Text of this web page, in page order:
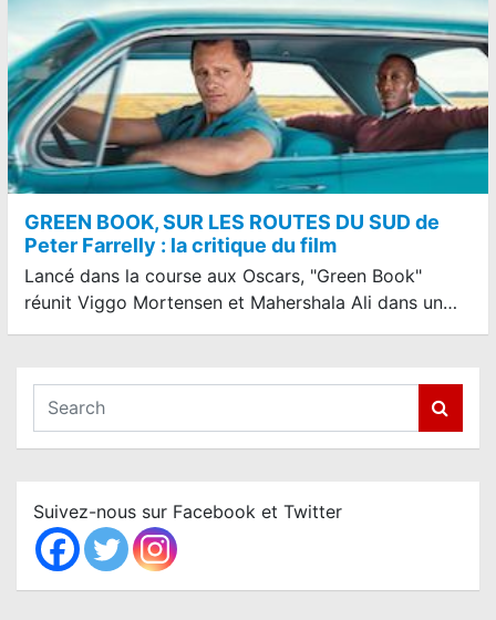
GREEN BOOK, SUR LES ROUTES DU SUD de
Peter Farrelly : la critique du film
Lancé dans la course aux Oscars, "Green Book"
réunit Viggo Mortensen et Mahershala Ali dans un…
a
c
h
Suivez-nous sur Facebook et Twitter